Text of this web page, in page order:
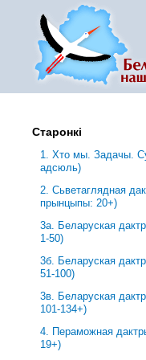
Старонкі
1. Хто мы. Задачы.
адсюль)
2. Сьветаглядная
прынцыпы: 20+)
3a. Беларуская
1-50)
3б. Беларуская
51-100)
3в. Беларуская
101-134+)
4. Пераможная
19+)